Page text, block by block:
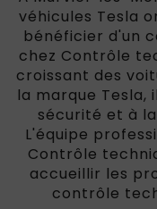
véhicules Tesla
bénéficier d'un
chez Contrôle
croissant des
la marque Tesla,
sécurité et à
L'équipe
Contrôle
accueillir les
contrôle